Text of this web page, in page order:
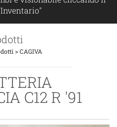
>CAGIVA
C12 R '91